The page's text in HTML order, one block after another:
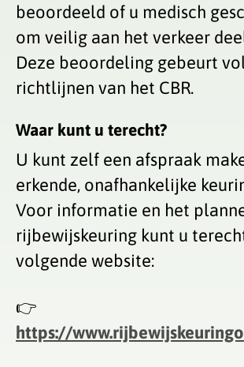
beoordeeld of u medisch
om veilig aan het verkeer
Deze beoordeling gebeurt
richtlijnen van het CBR.
Waar kunt u terecht?
U kunt zelf een afspraak
erkende, onafhankelijke
Voor informatie en het
rijbewijskeuring kunt u
volgende website:
👉
https://